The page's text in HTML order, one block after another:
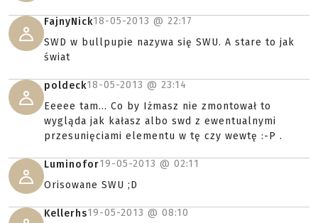
FajnyNick18-05-2013 @ 22:17
SWD w bullpupie nazywa się SWU. A stare to jak
świat
poldeck18-05-2013 @ 23:14
Eeeee tam... Co by Iżmasz nie zmontował to
wygląda jak kałasz albo swd z ewentualnymi
przesunięciami elementu w tę czy wewtę :-P .
Luminofor19-05-2013 @ 02:11
Orisowane SWU ;D
Kellerhs19-05-2013 @ 08:10